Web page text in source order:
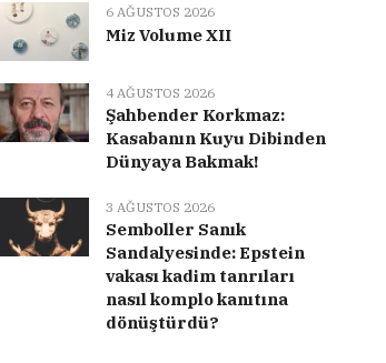
6 AĞUSTOS 2026
Miz Volume XII
4 AĞUSTOS 2026
Şahbender Korkmaz:
Kasabanın Kuyu Dibinden
Dünyaya Bakmak!
3 AĞUSTOS 2026
Semboller Sanık
Sandalyesinde: Epstein
vakası kadim tanrıları
nasıl komplo kanıtına
dönüştürdü?